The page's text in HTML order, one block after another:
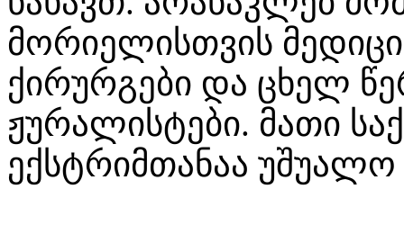
მორიელისთვის
ქირურგები და ცხელ
ჟურალისტები. მათი
ექსტრიმთანაა უშუალო